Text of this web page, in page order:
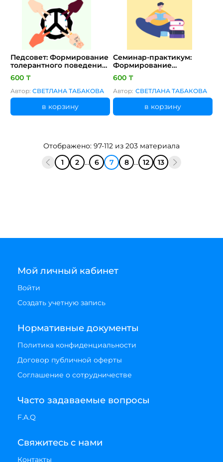
Педсовет: Формирование
толерантного поведения
у подростков
600 ₸
Автор: СВЕТЛАНА ТАБАКОВА
в корзину
Семинар-практикум:
Формирование
саморегуляции у
школьников
600 ₸
Автор: СВЕТЛАНА ТАБАКОВА
в корзину
Отображено: 97-112 из 203 материала
1
2 ... 6 7 8 ... 12 13
Мой личный кабинет
Войти
Создать учетную запись
Нормативные документы
Политика конфиденциальности
Договор публичной оферты
Соглашение о сотрудничестве
Часто задаваемые вопросы
F.A.Q
Свяжитесь с нами
Контакты